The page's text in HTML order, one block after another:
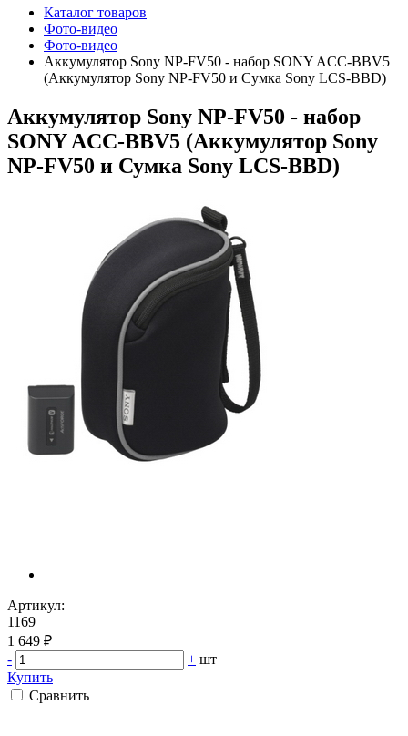
Каталог товаров
Фото-видео
Фото-видео
Аккумулятор Sony NP-FV50 - набор SONY ACC-BBV5
(Аккумулятор Sony NP-FV50 и Сумка Sony LCS-BBD)
Аккумулятор Sony NP-FV50 - набор
SONY ACC-BBV5 (Аккумулятор Sony
NP-FV50 и Сумка Sony LCS-BBD)
Артикул:
1169
1 649 ₽
-
+ шт
Купить
Сравнить